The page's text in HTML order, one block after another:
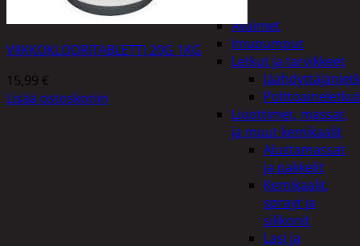
Avaimet
Imupumput
Letkut ja tarvikkeet
Polttoaineletkut
Liuottimet, massat,
ja muut kemikaalit
Alustamassat
ja pakkelit
Kemikaalit,
sprayt ja
silikonit
Lasi ja
VIIKKOKLOORITABLETTI 20G 1KG
15,99 €
Lisää ostoskoriin